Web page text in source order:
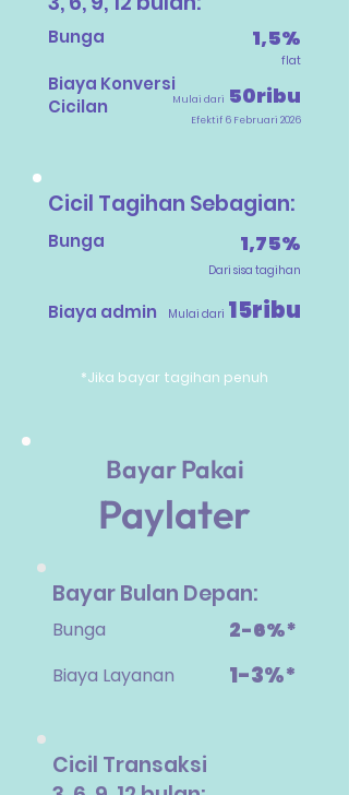
Bunga 1,5%
flat
Biaya Konversi
Cicilan
Mulai dari 50ribu
Efektif 6 Februari 2026
Cicil Tagihan Sebagian:
Bunga 1,75%
Dari sisa tagihan
Biaya admin Mulai dari 15ribu
*Jika bayar tagihan penuh
Bayar Pakai
Paylater
Bayar Bulan Depan:
Bunga 2-6%*
Biaya Layanan 1-3%*
Cicil Transaksi